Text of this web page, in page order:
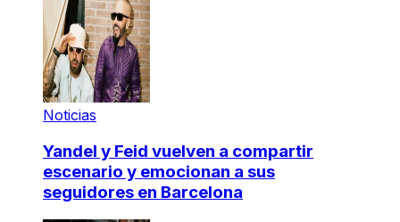
Noticias
Yandel y Feid vuelven a compartir
escenario y emocionan a sus
seguidores en Barcelona